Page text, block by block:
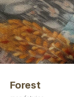
Forest